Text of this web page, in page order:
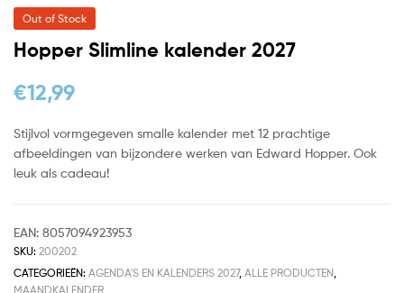
Out of Stock
Hopper Slimline kalender 2027
€12,99
Stijlvol vormgegeven smalle kalender met 12 prachtige
afbeeldingen van bijzondere werken van Edward Hopper. Ook
leuk als cadeau!
EAN: 8057094923953
SKU: 200202
CATEGORIEËN: AGENDA'S EN KALENDERS 2027, ALLE PRODUCTEN
MAANDKALENDER